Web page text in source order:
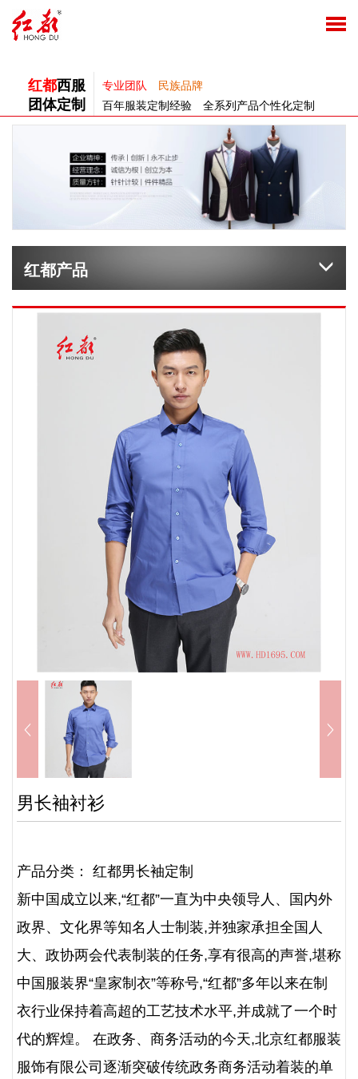
红都西服
团体定制
专业团队
民族品牌
百年服装定制经验 全系列产品个性化定制
红都产品
男长袖衬衫
产品分类： 红都男长袖定制
新中国成立以来,“红都”一直为中央领导人、国内外
政界、文化界等知名人士制装,并独家承担全国人
大、政协两会代表制装的任务,享有很高的声誉,堪称
中国服装界“皇家制衣”等称号,“红都”多年以来在制
衣行业保持着高超的工艺技术水平,并成就了一个时
代的辉煌。 在政务、商务活动的今天,北京红都服装
服饰有限公司逐渐突破传统政务商务活动着装的单